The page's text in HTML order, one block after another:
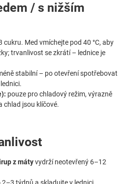
/ s nižším
Med vmíchejte pod 40 °C, aby
trvanlivost se zkrátí – lednice je
stabilní – po otevření spotřebovat
pouze pro chladový režim, výrazně
chlad jsou klíčové.
z mátyvydrží neotevřený 6–12